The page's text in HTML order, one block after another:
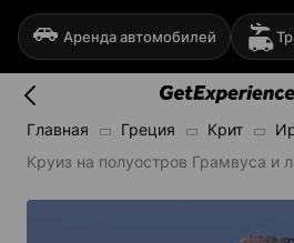
Аренда автомобилей
Главная Греция Крит
Круиз на полуостров Грамвуса и